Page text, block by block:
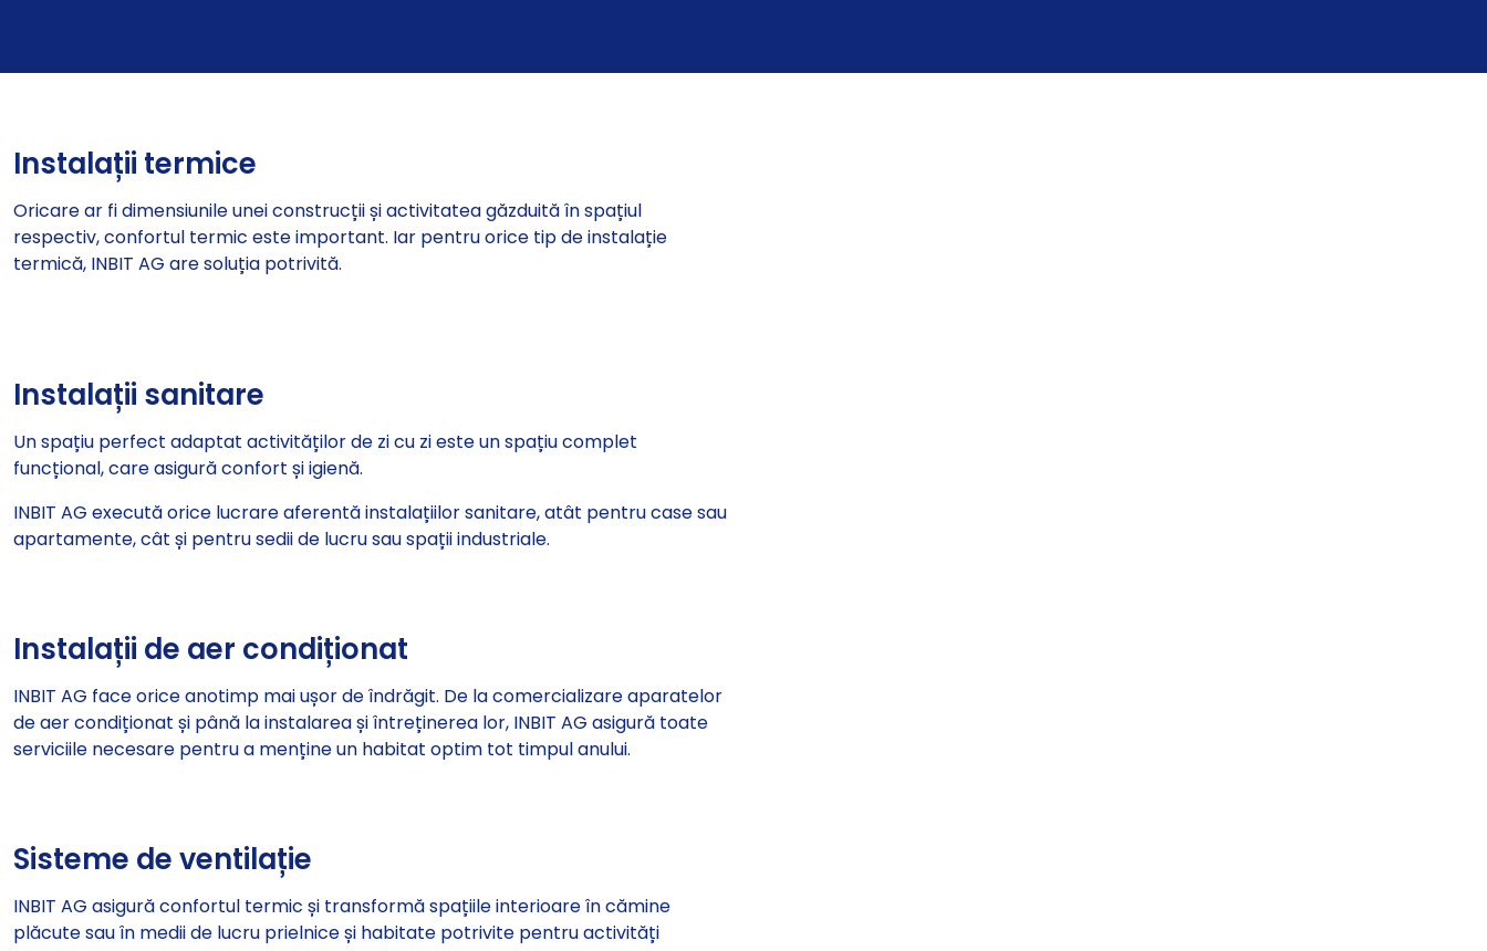
Instalații termice
Oricare ar fi dimensiunile unei construcții și activitatea găzduită în spațiul
respectiv, confortul termic este important. Iar pentru orice tip de instalație
termică, INBIT AG are soluția potrivită.
Instalații sanitare
Un spațiu perfect adaptat activităților de zi cu zi este un spațiu complet
funcțional, care asigură confort și igienă.
INBIT AG execută orice lucrare aferentă instalațiilor sanitare, atât pentru case sau
apartamente, cât și pentru sedii de lucru sau spații industriale.
Instalații de aer condiționat
INBIT AG face orice anotimp mai ușor de îndrăgit. De la comercializare aparatelor
de aer condiționat și până la instalarea și întreținerea lor, INBIT AG asigură toate
serviciile necesare pentru a menține un habitat optim tot timpul anului.
Sisteme de ventilație
INBIT AG asigură confortul termic și transformă spațiile interioare în cămine
plăcute sau în medii de lucru prielnice și habitate potrivite pentru activități